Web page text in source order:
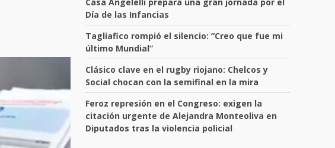
Día de las Infancias
Tagliafico rompió el silencio: “Creo que fue mi
último Mundial”
Clásico clave en el rugby riojano: Chelcos y
Social chocan con la semifinal en la mira
Feroz represión en el Congreso: exigen la
citación urgente de Alejandra Monteoliva en
Diputados tras la violencia policial